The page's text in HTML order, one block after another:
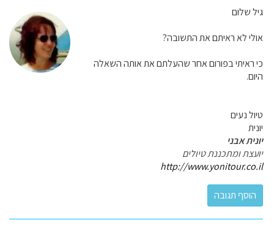
גיל שלום
אולי לא ראיתם את התשובה?
כי ראיתי בפורום אחר שהעלתם את אותה השאלה
היום.
טיול נעים
יונית
יונית אבני
יועצת ומתכננת טיולים
http://www.yonitour.co.il